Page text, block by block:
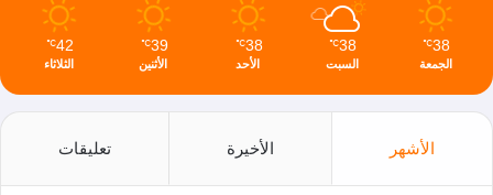
38
℃
الجمعة
38
℃
السبت
38
℃
الأحد
39
℃
الأثنين
42
℃
الثلاثاء
الأشهر الأخيرة تعليقات